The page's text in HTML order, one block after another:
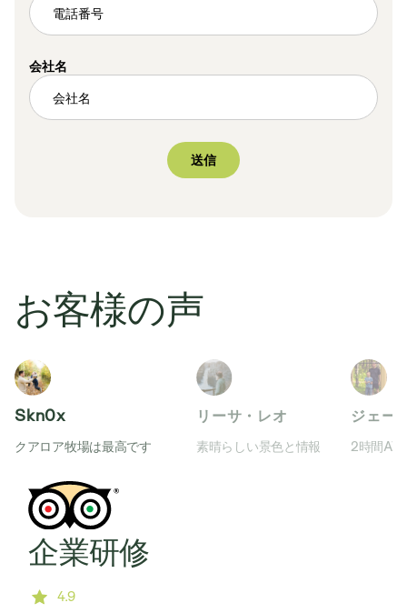
会社名
お客様の声
Skn0x
クアロア牧場は最高です
リーサ・レオ
素晴らしい景色と情報
ジェー
2時間
企業研修
4.9